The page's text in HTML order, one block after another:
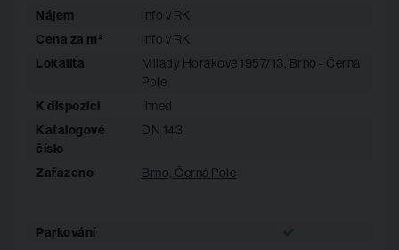
provozních nákladů. Díky certifikaci PENB třídy B je budova
vysoce účinná v energetickém hospodaření, což vede k
výraznému snížení nákladů na energie. Toto představuje nejen
ekologickou výhodu, ale i významnou úsporu pro nájemníky.
O efektivní ochlazování prostorů v letních měsících se
postarají fancoilové jednotky.
Nájem info v RK
Cena za m² info v RK
Lokalita
Milady Horákové 1957/13, Brno - Černá
Pole
K dispozici Ihned
Katalogové
číslo
DN 143
Zařazeno Brno, Černá Pole
Parkování